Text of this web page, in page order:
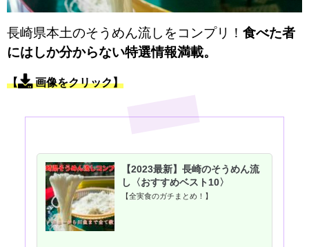
長崎県本土のそうめん流しをコンプリ！ 食べた者
にはしか分からない特選情報満載。
【 画像をクリック】
【2023最新】長崎のそうめん流
し〈おすすめベスト10〉
【全実食のガチまとめ！】